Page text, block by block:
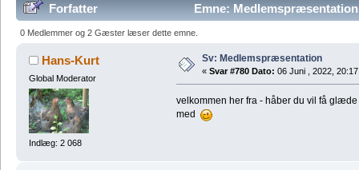
Forfatter Emne:
0 Medlemmer og 2 Gæster læser dette emne.
Hans-Kurt
Global Moderator
Indlæg: 2 068
Sv: Medlemspræsentation
« Svar #780 Dato: 06 Juni , 2022,
velkommen her fra - håber du vil få
med